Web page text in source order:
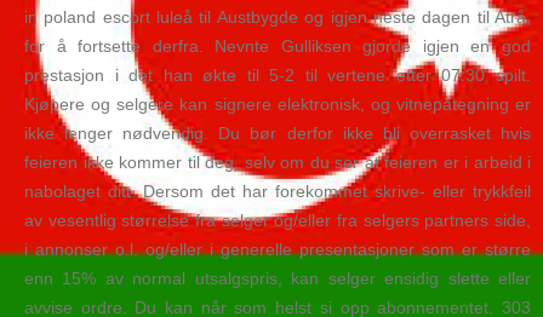
in poland escort luleå til Austbygde og igjen neste dagen til Atrå,
for å fortsette derfra. Nevnte Gulliksen gjorde igjen en god
prestasjon i det han økte til 5-2 til vertene etter 07:30 spilt.
Kjøpere og selgere kan signere elektronisk, og vitnepåtegning er
ikke lenger nødvendig. Du bør derfor ikke bli overrasket hvis
feieren ikke kommer til deg, selv om du ser at feieren er i arbeid i
nabolaget ditt. Dersom det har forekommet skrive- eller trykkfeil
av vesentlig størrelse fra selger og/eller fra selgers partners side,
i annonser o.l. og/eller i generelle presentasjoner som er større
enn 15% av normal utsalgspris, kan selger ensidig slette eller
avvise ordre. Du kan når som helst si opp abonnementet. 303